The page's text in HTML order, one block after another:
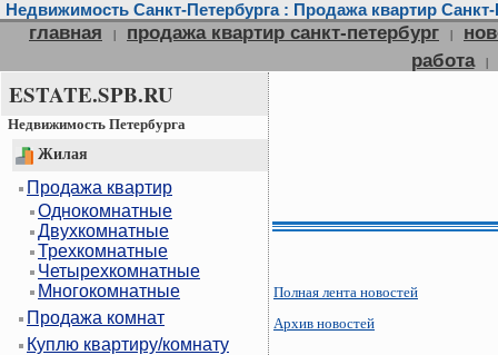
Недвижимость Санкт-Петербурга : Продажа квартир
главная | продажа квартир санкт-петербург |
работа
|
ESTATE.SPB.RU
Недвижимость Петербурга
Жилая
Продажа квартир
Однокомнатные
Двухкомнатные
Трехкомнатные
Четырехкомнатные
Многокомнатные
Продажа комнат
Куплю квартиру/комнату
Полная лента новостей
Архив новостей